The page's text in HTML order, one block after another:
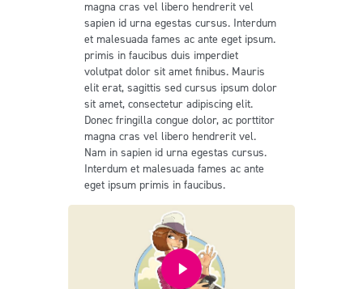
magna cras vel libero hendrerit vel
sapien id urna egestas cursus. Interdum
et malesuada fames ac ante eget ipsum.
primis in faucibus duis imperdiet
volutpat dolor sit amet finibus. Mauris
elit erat, sagittis sed cursus ipsum dolor
sit amet, consectetur adipiscing elit.
Donec fringilla congue dolor, ac porttitor
magna cras vel libero hendrerit vel.
Nam in sapien id urna egestas cursus.
Interdum et malesuada fames ac ante
eget ipsum primis in faucibus.